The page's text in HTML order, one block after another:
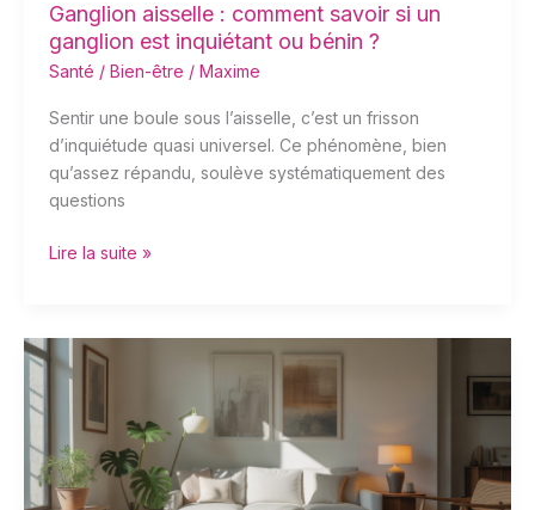
Ganglion aisselle : comment savoir si un
ganglion est inquiétant ou bénin ?
Santé / Bien-être / Maxime
Sentir une boule sous l’aisselle, c’est un frisson
d’inquiétude quasi universel. Ce phénomène, bien
qu’assez répandu, soulève systématiquement des
questions
bénin
?
Lire la suite »
sentir
chez
soi
: